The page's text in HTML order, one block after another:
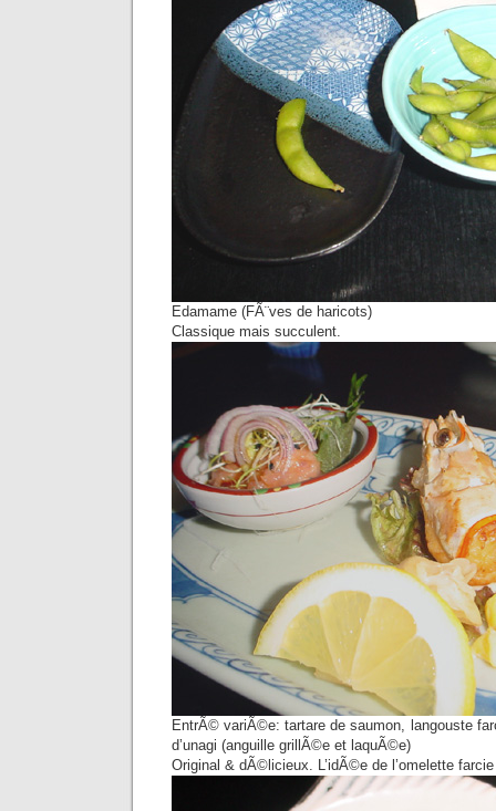
Edamame (FÃ¨ves de haricots)
Classique mais succulent.
EntrÃ© variÃ©e: tartare de saumon, langouste
d’unagi (anguille grillÃ©e et laquÃ©e)
Original & dÃ©licieux. L’idÃ©e de l’omelette